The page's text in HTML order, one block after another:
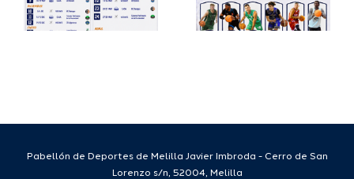
proyecto
FEB para
2026/27
Pabellón de Deportes de Melilla Javier Imbroda - Cerro de San
Lorenzo s/n, 52004, Melilla